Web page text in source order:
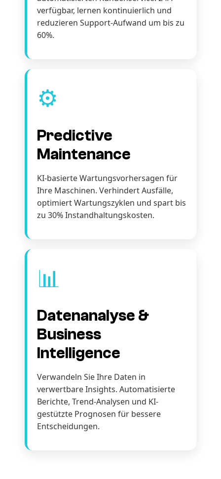
verfügbar, lernen kontinuierlich und
reduzieren Support-Aufwand um bis zu
60%.
⚙️
Predictive
Maintenance
KI-basierte Wartungsvorhersagen für
Ihre Maschinen. Verhindert Ausfälle,
optimiert Wartungszyklen und spart bis
zu 30% Instandhaltungskosten.
📊
Datenanalyse &
Business
Intelligence
Verwandeln Sie Ihre Daten in
verwertbare Insights. Automatisierte
Berichte, Trend-Analysen und KI-
gestützte Prognosen für bessere
Entscheidungen.